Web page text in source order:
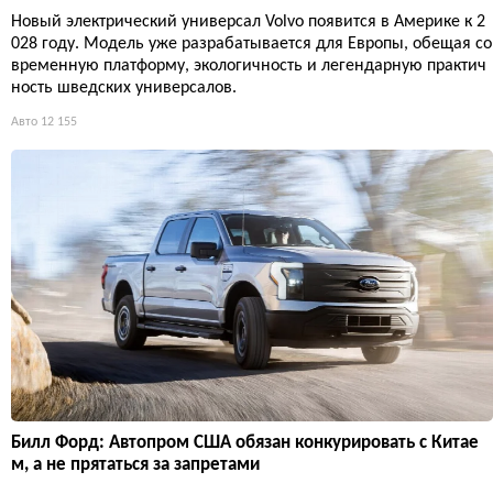
Новый электрический универсал Volvo появится в Америке к 2
028 году. Модель уже разрабатывается для Европы, обещая со
временную платформу, экологичность и легендарную практич
ность шведских универсалов.
Авто 12 155
Билл Форд: Автопром США обязан конкурировать с Китае
м, а не прятаться за запретами